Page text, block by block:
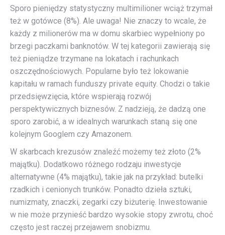
Sporo pieniędzy statystyczny multimilioner wciąż trzymał
też w gotówce (8%). Ale uwaga! Nie znaczy to wcale, że
każdy z milionerów ma w domu skarbiec wypełniony po
brzegi paczkami banknotów. W tej kategorii zawierają się
też pieniądze trzymane na lokatach i rachunkach
oszczędnościowych. Popularne było też lokowanie
kapitału w ramach funduszy private equity. Chodzi o takie
przedsięwzięcia, które wspierają rozwój
perspektywicznych biznesów. Z nadzieją, że dadzą one
sporo zarobić, a w idealnych warunkach staną się one
kolejnym Googlem czy Amazonem.
W skarbcach krezusów znaleźć możemy też złoto (2%
majątku). Dodatkowo różnego rodzaju inwestycje
alternatywne (4% majątku), takie jak na przykład: butelki
rzadkich i cenionych trunków. Ponadto dzieła sztuki,
numizmaty, znaczki, zegarki czy biżuterię. Inwestowanie
w nie może przynieść bardzo wysokie stopy zwrotu, choć
często jest raczej przejawem snobizmu.